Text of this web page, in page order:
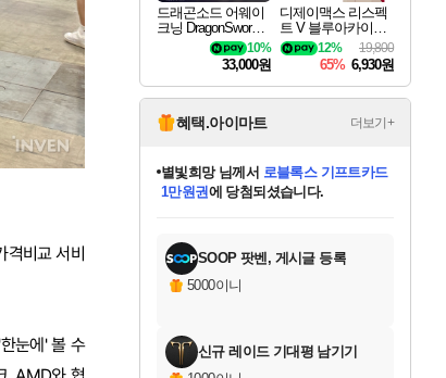
격비교 서비
눈에' 볼 수
드래곤소드 어웨이
크닝 DragonSword A
10%
33,000원
디제이맥스 리스펙
트 V 블루아카이브
팩 DJMAX RESPE
CT V Blue Archive P
ack DLC
19,800
12%
65% 6,930원
혜택.아이마트 더보기+
교환.
당첨되셨습니다.
당첨되셨습니다.
당첨되셨습니다.
별빛희망님께서 로블록스 기프트카드
1만원권에 당첨되셨습니다.
당첨되셨습니다.
당첨되셨습니다.
당첨되셨습니다.
당첨되셨습니다.
에디션 (스팀코드) 를 교환.
당첨되셨습니다.
SOOP 팟벤, 게시글 등록
5000이니
신규 레이드 기대평 남기기